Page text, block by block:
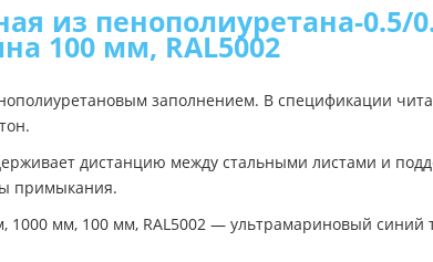
из пенополиуретана-
100 мм, RAL5002
заполнением. В спецификации
дистанцию между стальными листами и
примыкания.
мм, 100 мм, RAL5002 — ультрамариновый синий